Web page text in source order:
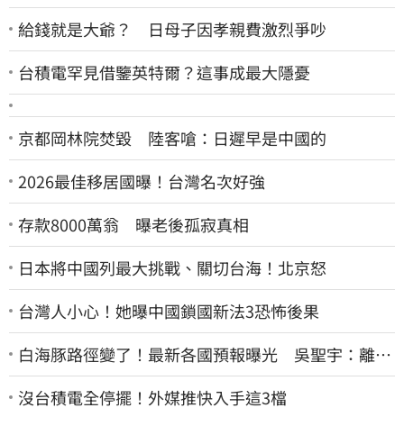
給錢就是大爺？ 日母子因孝親費激烈爭吵
台積電罕見借鑒英特爾？這事成最大隱憂
京都岡林院焚毀 陸客嗆：日遲早是中國的
2026最佳移居國曝！台灣名次好強
存款8000萬翁 曝老後孤寂真相
日本將中國列最大挑戰、關切台海！北京怒
台灣人小心！她曝中國鎖國新法3恐怖後果
白海豚路徑變了！最新各國預報曝光 吳聖宇：離台
灣又更近一點
沒台積電全停擺！外媒推快入手這3檔